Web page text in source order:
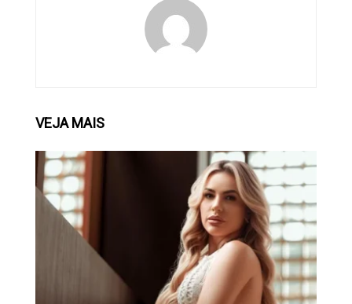
VEJAMAIS